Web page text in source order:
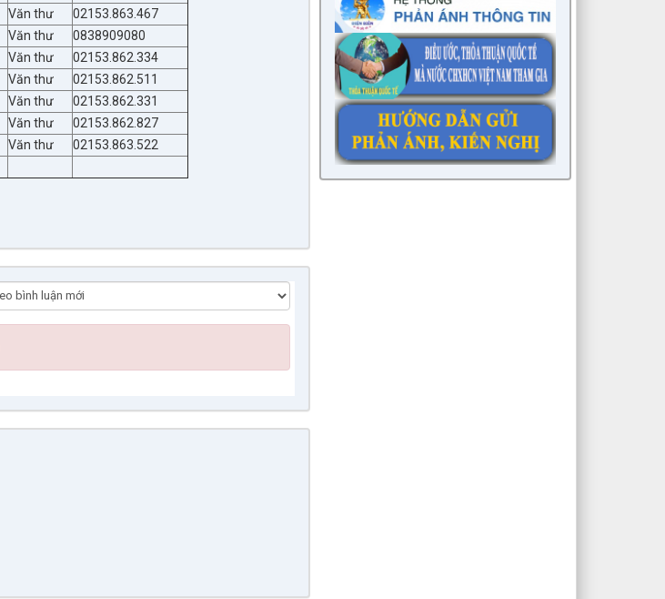
Văn thư
02153.863.467
Văn thư
0838909080
Văn thư
02153.862.334
Văn thư
02153.862.511
Văn thư
02153.862.331
Văn thư
02153.862.827
Văn thư 02153.863.522